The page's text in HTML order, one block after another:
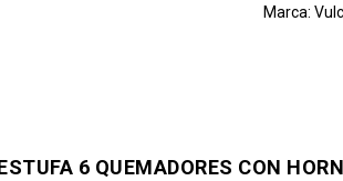
Marca:
6 QUEMADORES CON